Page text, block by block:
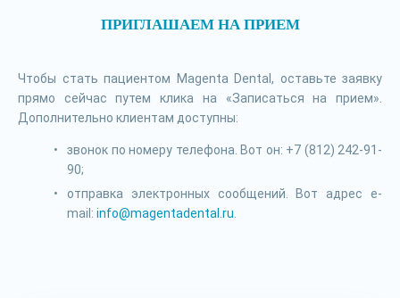
ПРИГЛАШАЕМ НА ПРИЕМ
Чтобы стать пациентом Magenta Dental, оставьте заявку
прямо сейчас путем клика на «Записаться на прием».
Дополнительно клиентам доступны:
звонок по номеру телефона. Вот он: +7 (812) 242-91-
90;
отправка электронных сообщений. Вот адрес e-
mail: info@magentadental.ru